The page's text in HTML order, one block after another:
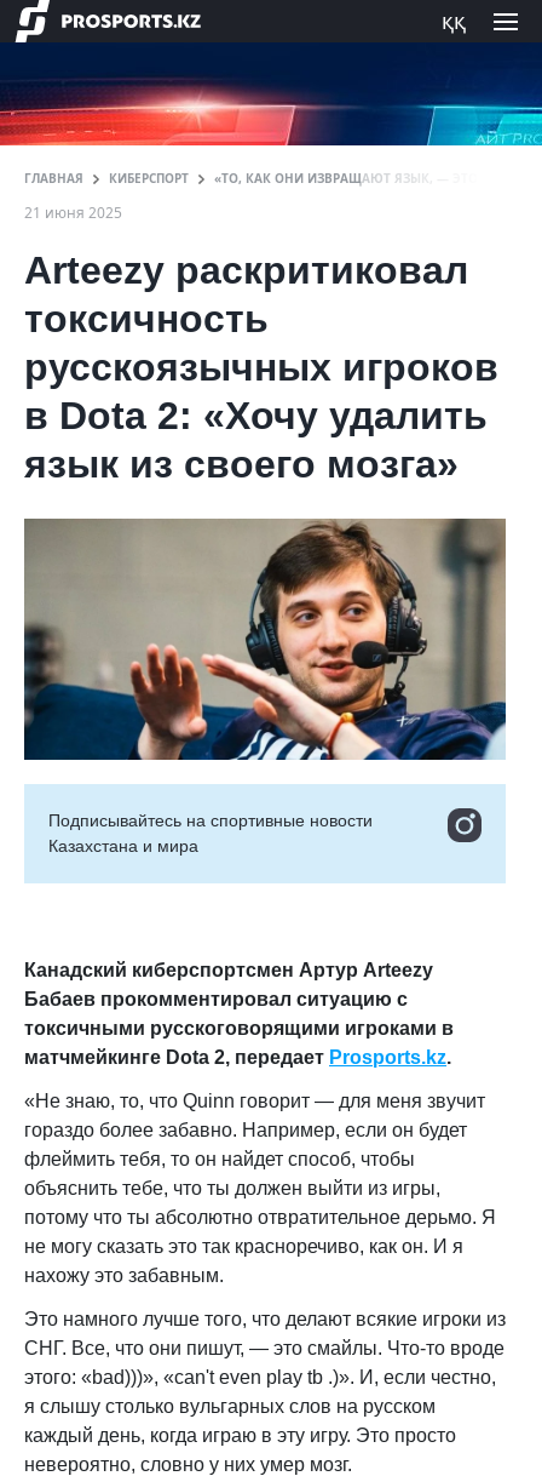
ққ
ГЛАВНАЯ КИБЕРСПОРТ «ТО, КАК ОНИ ИЗВРАЩАЮТ ЯЗЫК, — ЭТО ПРОСТО
21 июня 2025
Arteezy раскритиковал
токсичность
русскоязычных игроков
в Dota 2: «Хочу удалить
язык из своего мозга»
Подписывайтесь на cпортивные новости
Казахстана и мира
Канадский киберспортсмен Артур Arteezy
Бабаев прокомментировал ситуацию с
токсичными русскоговорящими игроками в
матчмейкинге Dota 2, передает Prosports.kz.
«Не знаю, то, что Quinn говорит — для меня звучит
гораздо более забавно. Например, если он будет
флеймить тебя, то он найдет способ, чтобы
объяснить тебе, что ты должен выйти из игры,
потому что ты абсолютно отвратительное дерьмо. Я
не могу сказать это так красноречиво, как он. И я
нахожу это забавным.
Это намного лучше того, что делают всякие игроки из
СНГ. Все, что они пишут, — это смайлы. Что-то вроде
этого: «bad)))», «can't even play tb .)». И, если честно,
я слышу столько вульгарных слов на русском
каждый день, когда играю в эту игру. Это просто
невероятно, словно у них умер мозг.